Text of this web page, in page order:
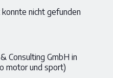
nicht gefunden
Consulting GmbH in
motor und sport)